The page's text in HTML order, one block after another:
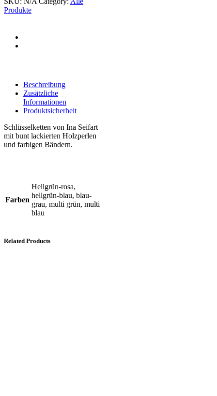
Produkte
Beschreibung
Zusätzliche
Informationen
Produktsicherheit
Schlüsselketten von Ina Seifart
mit bunt lackierten Holzperlen
und farbigen Bändern.
Farben
Hellgrün-rosa,
hellgrün-blau, blau-
grau, multi grün, multi
blau
Related Products